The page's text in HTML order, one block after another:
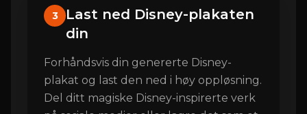
3
Last ned Disney-plakaten
din
Forhåndsvis din genererte Disney-
plakat og last den ned i høy oppløsning.
Del ditt magiske Disney-inspirerte verk